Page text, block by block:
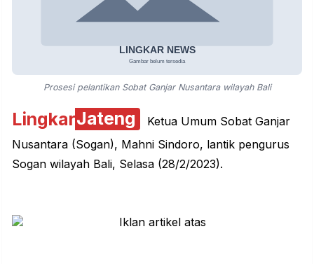
Prosesi pelantikan Sobat Ganjar Nusantara wilayah Bali
LingkarJateng
Ketua Umum Sobat Ganjar
Nusantara (Sogan), Mahni Sindoro, lantik pengurus
Sogan wilayah Bali, Selasa (28/2/2023).